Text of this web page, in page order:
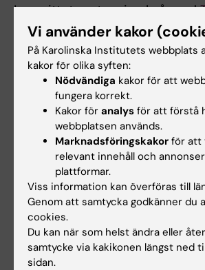
I avsnittet pratar vi också med
Vestberg, forskarstuderande
för klinisk neurovetenskap, om
fungerar hos framgångsrika
Lyssna på avsnittet via
Hitta Medicinvetarna i
Hade du nytta av informationen
Yes
No
Redaktör:Andreas Andersson
Sidan uppdaterad:
Vi använder kakor
På Karolinska Institutets webbplats
kakor för olika syften:
Nödvändiga kakor för att
fungera korrekt.
Kakor för analys för att förstå
webbplatsen används.
Marknadsföringskakor för att
relevant innehåll och
plattformar.
Viss information kan överföras till
Genom att samtycka godkänner du
cookies.
Du kan när som helst ändra eller
samtycke via kakikonen längst ned
sidan.